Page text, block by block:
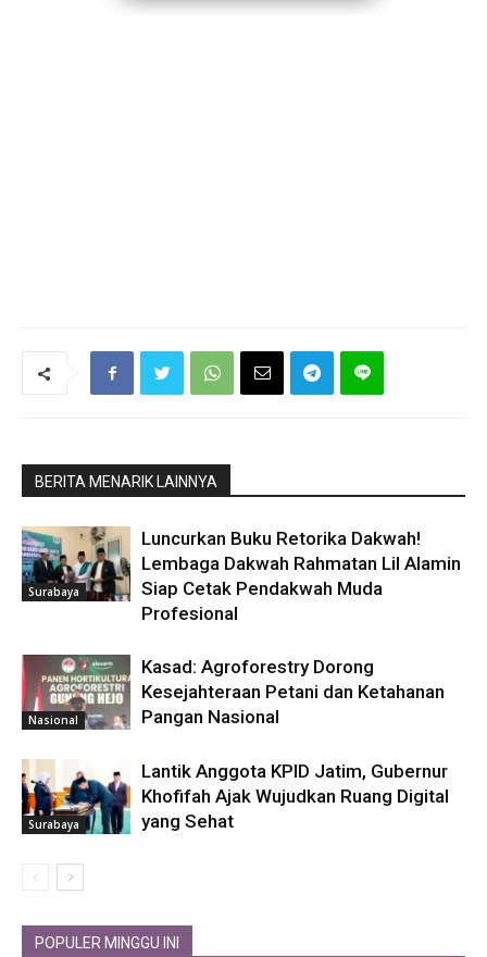
BERITA MENARIK LAINNYA
Surabaya
Luncurkan Buku Retorika Dakwah!
Lembaga Dakwah Rahmatan Lil Alamin
Siap Cetak Pendakwah Muda
Profesional
Nasional
Kasad: Agroforestry Dorong
Kesejahteraan Petani dan Ketahanan
Pangan Nasional
Surabaya
Lantik Anggota KPID Jatim, Gubernur
Khofifah Ajak Wujudkan Ruang Digital
yang Sehat
POPULER MINGGU INI